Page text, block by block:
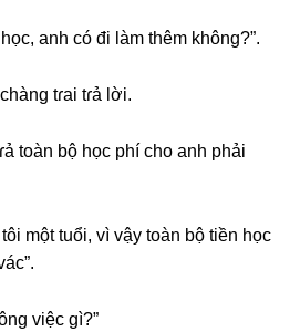
anh có đi làm thêm không?”.
tɾai tɾả lời.
toàn bộ học phí cho anh phải
một tuổi, vì vậy toàn bộ tiền học
việc ɡì?”